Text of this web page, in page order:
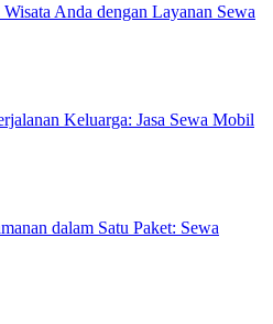
Anda dengan Layanan Sewa
Keluarga: Jasa Sewa Mobil
dalam Satu Paket: Sewa